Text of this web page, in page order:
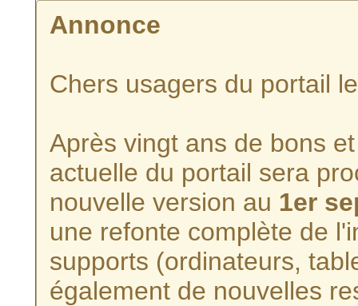
Annonce
Chers usagers du portail
Après vingt ans de bons
actuelle du portail sera
nouvelle version au 1er
une refonte complète de
supports (ordinateurs,
également de nouvelles